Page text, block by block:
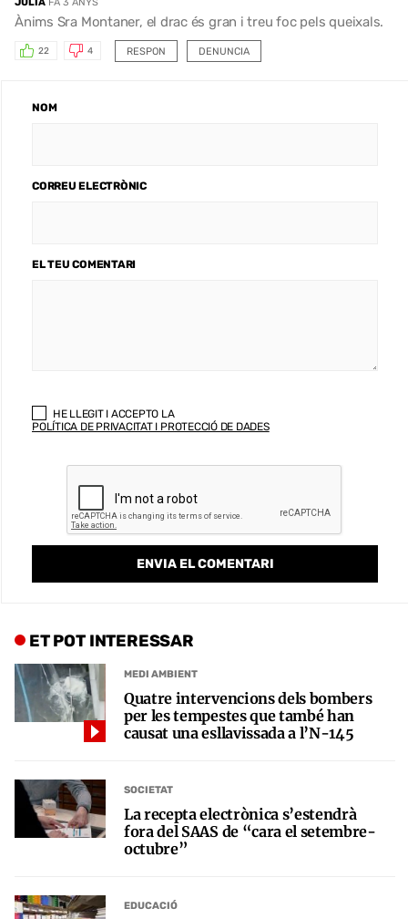
Ànims Sra Montaner, el drac és gran i treu foc pels queixals.
RESPON
22 4 DENUNCIA
NOM
CORREU ELECTRÒNIC
EL TEU COMENTARI
HE LLEGIT I ACCEPTO LA
POLÍTICA DE PRIVACITAT I PROTECCIÓ DE DADES
ET POT INTERESSAR
MEDI AMBIENT
Quatre intervencions dels bombers
per les tempestes que també han
causat una esllavissada a l’N-145
SOCIETAT
La recepta electrònica s’estendrà
fora del SAAS de “cara el setembre-
octubre”
EDUCACIÓ